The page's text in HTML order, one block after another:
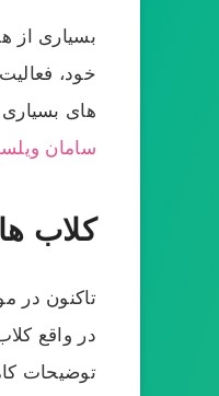
بسیاری از
خود،
های بسیاری
سامان
کلاب
تاکنون در
در واقع
توضیحات